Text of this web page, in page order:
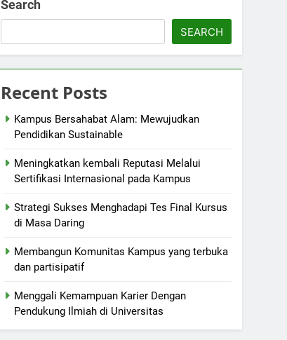
Search
SEARCH
Recent Posts
Kampus Bersahabat Alam: Mewujudkan
Pendidikan Sustainable
Meningkatkan kembali Reputasi Melalui
Sertifikasi Internasional pada Kampus
Strategi Sukses Menghadapi Tes Final Kursus
di Masa Daring
Membangun Komunitas Kampus yang terbuka
dan partisipatif
Menggali Kemampuan Karier Dengan
Pendukung Ilmiah di Universitas